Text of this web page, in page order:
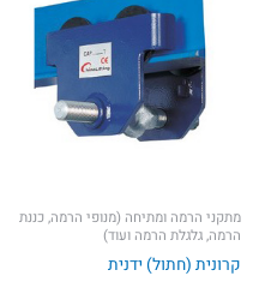
מתקני הרמה ומתיחה (מנופי הרמה, כננת
הרמה, גלגלת הרמה ועוד)
קרונית (חתול) ידנית